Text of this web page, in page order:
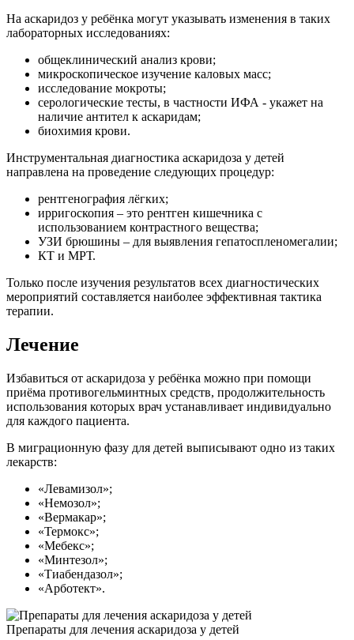
На аскаридоз у ребёнка могут указывать изменения в таких
лабораторных исследованиях:
общеклинический анализ крови;
микроскопическое изучение каловых масс;
исследование мокроты;
серологические тесты, в частности ИФА - укажет на
наличие антител к аскаридам;
биохимия крови.
Инструментальная диагностика аскаридоза у детей
направлена на проведение следующих процедур:
рентгенография лёгких;
ирригоскопия – это рентген кишечника с
использованием контрастного вещества;
УЗИ брюшины – для выявления гепатоспленомегалии;
КТ и МРТ.
Только после изучения результатов всех диагностических
мероприятий составляется наиболее эффективная тактика
терапии.
Лечение
Избавиться от аскаридоза у ребёнка можно при помощи
приёма противогельминтных средств, продолжительность
использования которых врач устанавливает индивидуально
для каждого пациента.
В миграционную фазу для детей выписывают одно из таких
лекарств:
«Левамизол»;
«Немозол»;
«Вермакар»;
«Термокс»;
«Мебекс»;
«Минтезол»;
«Тиабендазол»;
«Арботект».
Препараты для лечения аскаридоза у детей